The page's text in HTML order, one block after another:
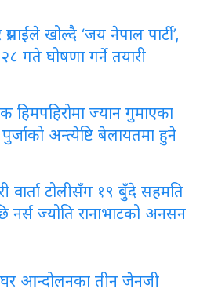
प्रसाईंले खोल्दै ‘जय नेपाल पार्टी’,
गते घोषणा गर्ने तयारी
हिमपहिरोमा ज्यान गुमाएका
पुर्जाको अन्त्येष्टि बेलायतमा हुने
वार्ता टोलीसँग १९ बुँदे सहमति
नर्स ज्योति रानाभाटको अनसन
आन्दोलनका तीन जेनजी